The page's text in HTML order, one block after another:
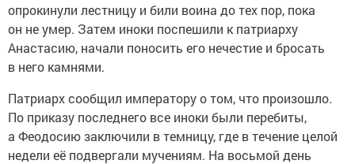
опрокинули лестницу и били воина до тех пор, пока
он не умер. Затем иноки поспешили к патриарху
Анастасию, начали поносить его нечестие и бросать
в него камнями.
Патриарх сообщил императору о том, что произошло.
По приказу последнего все иноки были перебиты,
а Феодосию заключили в темницу, где в течение целой
недели её подвергали мучениям. На восьмой день